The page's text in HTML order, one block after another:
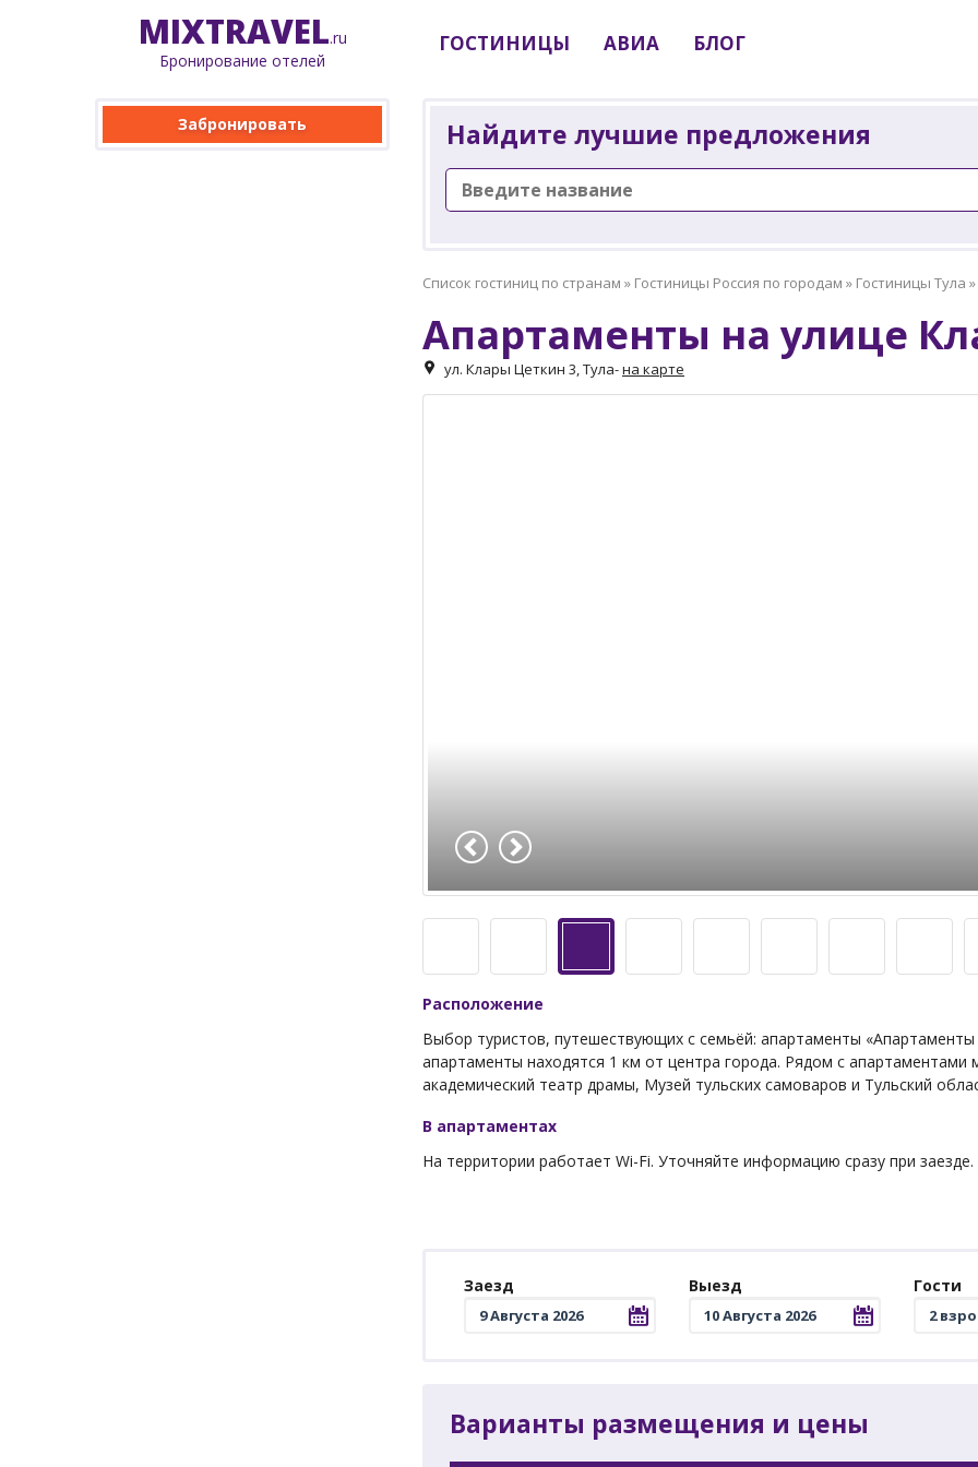
MIXTRAVEL.ru
Бронирование отелей
ГОСТИНИЦЫ АВИА БЛОГ
Забронировать Найдите лучшие предложения
Список гостиниц по странам » Гостиницы Россия по городам » Гостиницы Тула »
Апартаменты на улице
ул. Клары Цеткин 3, Тула-на карте
Расположение
Выбор туристов, путешествующих с семьёй: апартаменты
апартаменты находятся 1 км от центра города. Рядом с апартаментами
академический театр драмы, Музей тульских самоваров и Тульский
В апартаментах
На территории работает Wi-Fi. Уточняйте информацию сразу при
Заезд Выезд
Гости
Варианты размещения и цены